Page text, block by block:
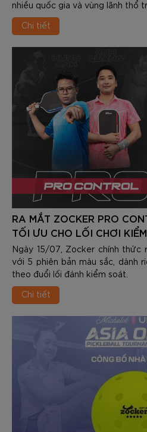
nhiều quốc gia và vùng lãnh thổ
Chi tiết
RA MẮT ZOCKER PRO
TỐI ƯU CHO LỐI CHƠI
Ngày 15/07, Zocker chính thức
với 5 phiên bản màu sắc, dành
theo đuổi lối đánh kiểm soát.
Chi tiết